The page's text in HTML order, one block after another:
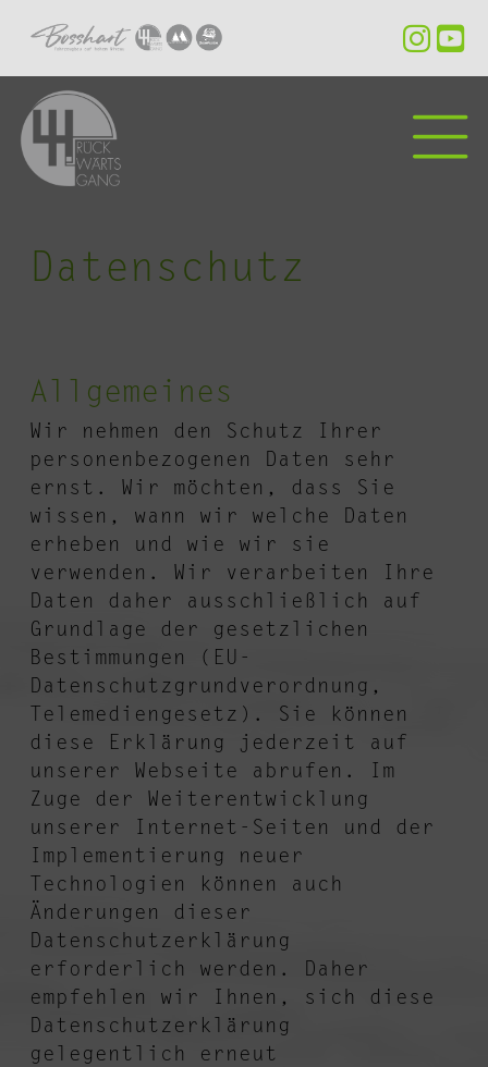
Datenschutz
Allgemeines
Wir nehmen den Schutz Ihrer
personenbezogenen Daten sehr
ernst. Wir möchten, dass Sie
wissen, wann wir welche Daten
erheben und wie wir sie
verwenden. Wir verarbeiten Ihre
Daten daher ausschließlich auf
Grundlage der gesetzlichen
Bestimmungen (EU-
Datenschutzgrundverordnung,
Telemediengesetz). Sie können
diese Erklärung jederzeit auf
unserer Webseite abrufen. Im
Zuge der Weiterentwicklung
unserer Internet-Seiten und der
Implementierung neuer
Technologien können auch
Änderungen dieser
Datenschutzerklärung
erforderlich werden. Daher
empfehlen wir Ihnen, sich diese
Datenschutzerklärung
gelegentlich erneut